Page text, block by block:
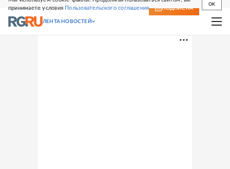
принимаете условия Пользовательского соглашения
OK
СВЕЖИЙ НОМЕР ПОДПИСКА
ЛЕНТА НОВОСТЕЙ